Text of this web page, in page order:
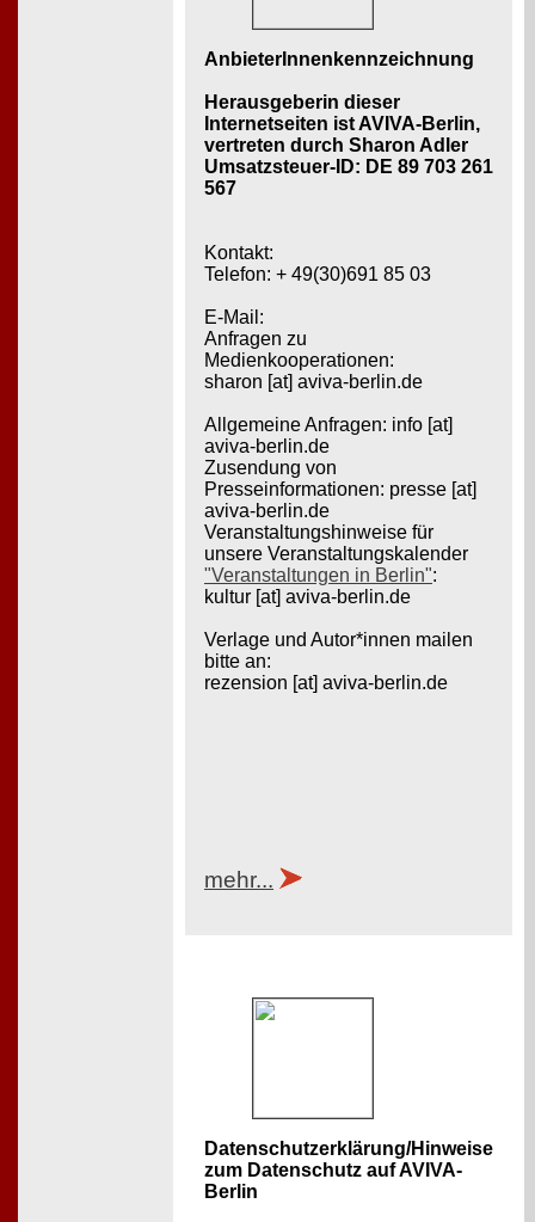
AnbieterInnenkennzeichnung
Herausgeberin dieser
Internetseiten ist AVIVA-Berlin,
vertreten durch Sharon Adler
Umsatzsteuer-ID: DE 89 703 261
567
Kontakt:
Telefon: + 49(30)691 85 03
E-Mail:
Anfragen zu
Medienkooperationen:
sharon [at] aviva-berlin.de
Allgemeine Anfragen: info [at]
aviva-berlin.de
Zusendung von
Presseinformationen: presse [at]
aviva-berlin.de
Veranstaltungshinweise für
unsere Veranstaltungskalender
"Veranstaltungen in Berlin":
kultur [at] aviva-berlin.de
Verlage und Autor*innen mailen
bitte an:
rezension [at] aviva-berlin.de
mehr...
Datenschutzerklärung/Hinweise
zum Datenschutz auf AVIVA-
Berlin